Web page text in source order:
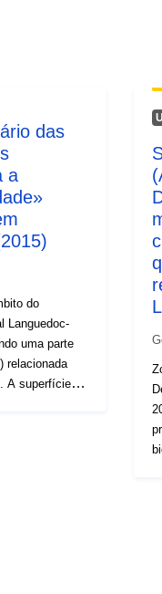
das
a
do
Languedoc-
uma parte
relacionada
A superfície da